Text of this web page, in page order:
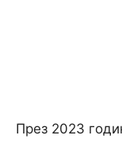
През 2023